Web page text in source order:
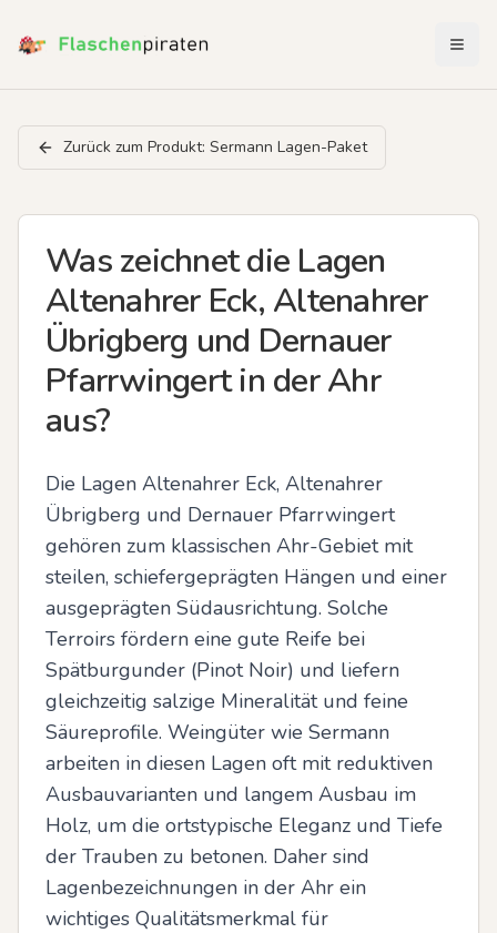
Zurück zum Produkt: Sermann Lagen-Paket
Was zeichnet die Lagen
Altenahrer Eck, Altenahrer
Übrigberg und Dernauer
Pfarrwingert in der Ahr
aus?
Die Lagen Altenahrer Eck, Altenahrer
Übrigberg und Dernauer Pfarrwingert
gehören zum klassischen Ahr-Gebiet mit
steilen, schiefergeprägten Hängen und einer
ausgeprägten Südausrichtung. Solche
Terroirs fördern eine gute Reife bei
Spätburgunder (Pinot Noir) und liefern
gleichzeitig salzige Mineralität und feine
Säureprofile. Weingüter wie Sermann
arbeiten in diesen Lagen oft mit reduktiven
Ausbauvarianten und langem Ausbau im
Holz, um die ortstypische Eleganz und Tiefe
der Trauben zu betonen. Daher sind
Lagenbezeichnungen in der Ahr ein
wichtiges Qualitätsmerkmal für